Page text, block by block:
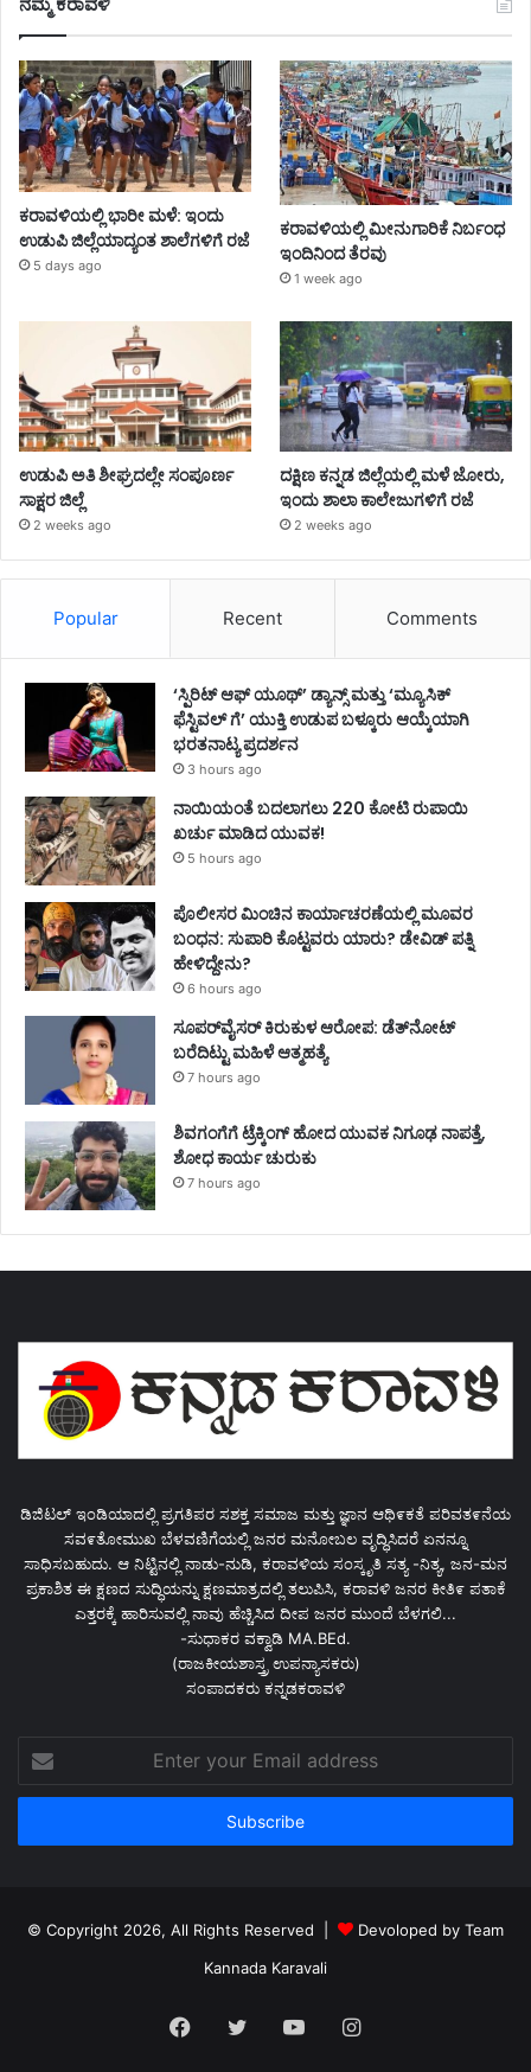
ಕರಾವಳಿಯಲ್ಲಿ ಭಾರೀ ಮಳೆ: ಇಂದು
ಉಡುಪಿ ಜಿಲ್ಲೆಯಾದ್ಯಂತ ಶಾಲೆಗಳಿಗೆ ರಜೆ
5 days ago
ಕರಾವಳಿಯಲ್ಲಿ ಮೀನುಗಾರಿಕೆ ನಿರ್ಬಂಧ
ಇಂದಿನಿಂದ ತೆರವು
1 week ago
ಉಡುಪಿ ಅತಿ ಶೀಘ್ರದಲ್ಲೇ ಸಂಪೂರ್ಣ
ಸಾಕ್ಷರ ಜಿಲ್ಲೆ
2 weeks ago
ದಕ್ಷಿಣ ಕನ್ನಡ ಜಿಲ್ಲೆಯಲ್ಲಿ ಮಳೆ ಜೋರು,
ಇಂದು ಶಾಲಾ ಕಾಲೇಜುಗಳಿಗೆ ರಜೆ
2 weeks ago
Popular Recent Comments
‘ಸ್ಪಿರಿಟ್ ಆಫ್ ಯೂಥ್’ ಡ್ಯಾನ್ಸ್ ಮತ್ತು ‘ಮ್ಯೂಸಿಕ್
ಫೆಸ್ಟಿವಲ್ ಗೆ’ ಯುಕ್ತಿ ಉಡುಪ ಬಳ್ಕೂರು ಆಯ್ಕೆಯಾಗಿ
ಭರತನಾಟ್ಯ ಪ್ರದರ್ಶನ
3 hours ago
ನಾಯಿಯಂತೆ ಬದಲಾಗಲು 220 ಕೋಟಿ ರುಪಾಯಿ
ಖರ್ಚು ಮಾಡಿದ ಯುವಕ!
5 hours ago
ಪೊಲೀಸರ ಮಿಂಚಿನ ಕಾರ್ಯಾಚರಣೆಯಲ್ಲಿ ಮೂವರ
ಬಂಧನ: ಸುಪಾರಿ ಕೊಟ್ಟವರು ಯಾರು? ಡೇವಿಡ್ ಪತ್ನಿ
ಹೇಳಿದ್ದೇನು?
6 hours ago
ಸೂಪರ್‌ವೈಸರ್‌ ಕಿರುಕುಳ ಆರೋಪ: ಡೆತ್‌ನೋಟ್‌
ಬರೆದಿಟ್ಟು ಮಹಿಳೆ ಆತ್ಮಹತ್ಯೆ
7 hours ago
ಶಿವಗಂಗೆಗೆ ಟ್ರೆಕ್ಕಿಂಗ್‌ ಹೋದ ಯುವಕ ನಿಗೂಢ ನಾಪತ್ತೆ,
ಶೋಧ ಕಾರ್ಯ ಚುರುಕು
7 hours ago
ಡಿಜಿಟಲ್ ಇಂಡಿಯಾದಲ್ಲಿ ಪ್ರಗತಿಪರ ಸಶಕ್ತ ಸಮಾಜ ಮತ್ತು ಜ್ಞಾನ ಆಥಿ೯ಕತೆ ಪರಿವತ೯ನೆಯ
ಸವ೯ತೋಮುಖ ಬೆಳವಣಿಗೆಯಲ್ಲಿ ಜನರ ಮನೋಬಲ ವೃದ್ಧಿಸಿದರೆ ಏನನ್ನೂ
ಸಾಧಿಸಬಹುದು. ಆ ನಿಟ್ಟಿನಲ್ಲಿ ನಾಡು-ನುಡಿ, ಕರಾವಳಿಯ ಸಂಸ್ಕೃತಿ ಸತ್ಯ -ನಿತ್ಯ, ಜನ-ಮನ
ಪ್ರಕಾಶಿತ ಈ ಕ್ಷಣದ ಸುದ್ಧಿಯನ್ನು ಕ್ಷಣಮಾತ್ರದಲ್ಲಿ ತಲುಪಿಸಿ, ಕರಾವಳಿ ಜನರ ಕೀತಿ೯ ಪತಾಕೆ
ಎತ್ತರಕ್ಕೆ ಹಾರಿಸುವಲ್ಲಿ ನಾವು ಹೆಚ್ಚಿಸಿದ ದೀಪ ಜನರ ಮುಂದೆ ಬೆಳಗಲಿ...
-ಸುಧಾಕರ ವಕ್ವಾಡಿ MA.BEd.
(ರಾಜಕೀಯಶಾಸ್ತ್ರ ಉಪನ್ಯಾಸಕರು)
ಸಂಪಾದಕರು ಕನ್ನಡಕರಾವಳಿ
your
Email
© Copyright 2026, All Rights Reserved |
Devoloped by Team
Kannada Karavali
Facebook
TwitterYouTubeInstagram